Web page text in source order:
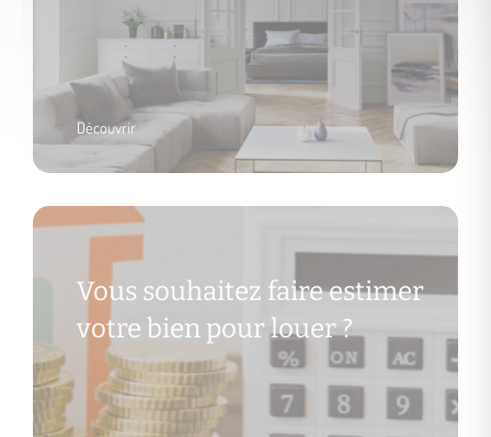
Découvrir
Vous souhaitez faire estimer
votre bien pour louer ?